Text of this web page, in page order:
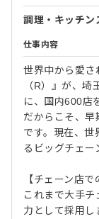
調理・キッチン
仕事内容
世界中から愛さ
（R）』が、
に、国内600店
だからこそ、早
です。現在、
るビッグチェー
【チェーン店
これまで大手
力として採用し